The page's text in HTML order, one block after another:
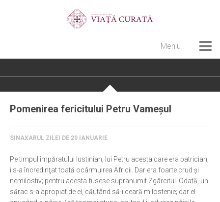
Meniu
Pateric Atonit
Cenaclu creștin
Noi și Biserica
Rânduieli liturgice
Pomenirea fericitului Petru Vameşul
SINAXARUL ZILEI DE 20 IANUARIE
Pe timpul împăratului Iustinian, lui Petru acesta care era patrician,
i s-a încredinţat toată ocârmuirea Africii. Dar era foarte crud şi
nemilostiv; pentru acesta fusese supranumit Zgârcitul. Odată, un
sărac s-a apropiat de el, căutând să-i ceară milostenie; dar el